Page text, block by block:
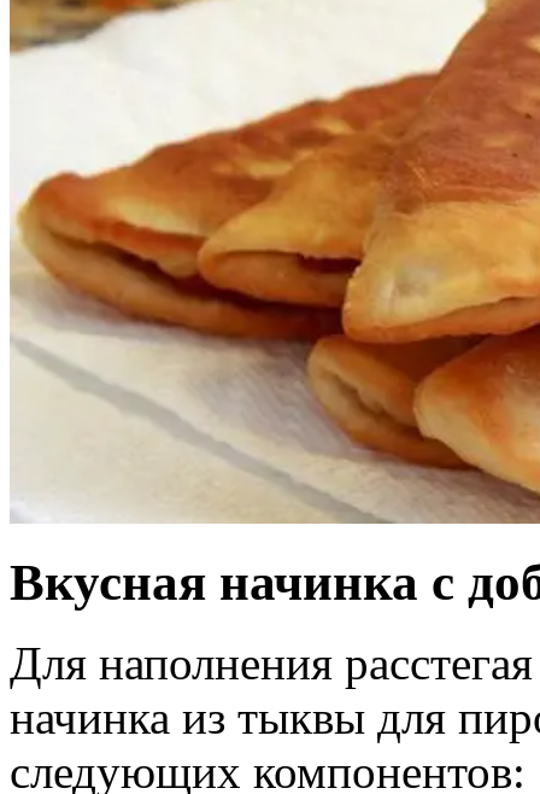
Вкусная начинка с
Для наполнения
начинка из тыквы для
следующих компонентов: